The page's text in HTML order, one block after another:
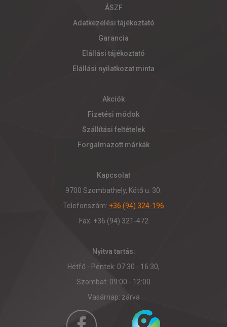
ÁSZF
Adatkezelési tájékoztató
Garancia
Elállási tájékoztató
Elállási nyilatkozat minta
Akciók
Fizetési módok
Szállítási feltételek
Forgalmazott márkák
Kapcsolat
9700 Szombathely, Kötő u. 30.
Telefonszám: +36 (94) 324-196
Fax: +36 (94) 321-472
Nyitva tartás:
Hétfő - Péntek: 07:30 - 16:30,
Szombat: 09:00 - 12:00
Vasárnap: zárva